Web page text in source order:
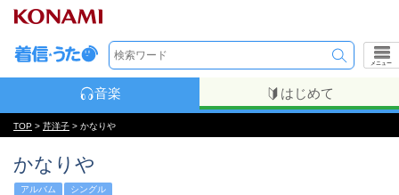
メニュー
音楽 はじめて
TOP > 芹洋子 > かなりや
かなりや
アルバム シングル